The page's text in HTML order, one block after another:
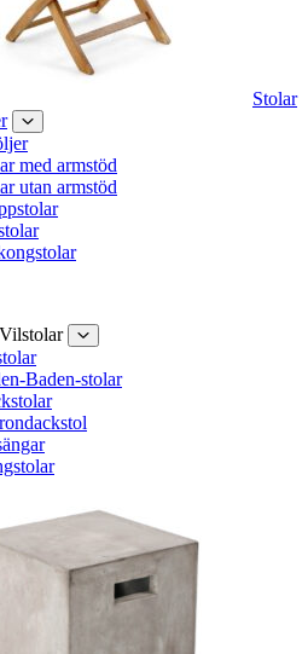
Stolar
med armstöd
utan armstöd
Vilstolar
Baden-stolar